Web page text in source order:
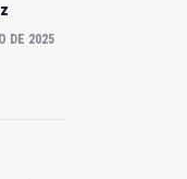
DE 2025